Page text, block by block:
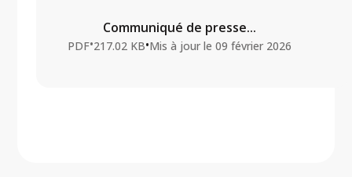
Communiqué de presse...
PDF•217.02 KB•Mis à jour le 09 février 2026